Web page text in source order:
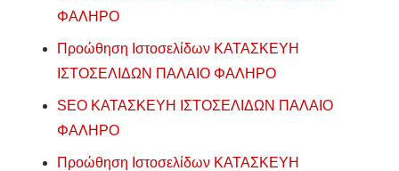
ΦΑΛΗΡΟ
Προώθηση Ιστοσελίδων ΚΑΤΑΣΚΕΥΗ
ΙΣΤΟΣΕΛΙΔΩΝ ΠΑΛΑΙΟ ΦΑΛΗΡΟ
SEO ΚΑΤΑΣΚΕΥΗ ΙΣΤΟΣΕΛΙΔΩΝ ΠΑΛΑΙΟ
ΦΑΛΗΡΟ
Προώθηση Ιστοσελίδων ΚΑΤΑΣΚΕΥΗ